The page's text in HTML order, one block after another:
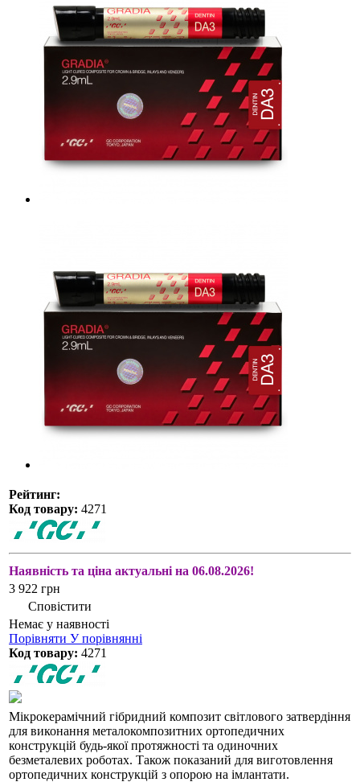
Рейтинг:
Код товару: 4271
Наявність та ціна актуальні на 06.08.2026!
3 922 грн
Сповістити
Немає у наявності
Порівняти У порівнянні
Код товару: 4271
Мікрокерамічний гібридний композит світлового затвердіння
для виконання металокомпозитних ортопедичних
конструкцій будь-якої протяжності та одиночних
безметалевих роботах. Також показаний для виготовлення
ортопедичних конструкцій з опорою на імлантати.